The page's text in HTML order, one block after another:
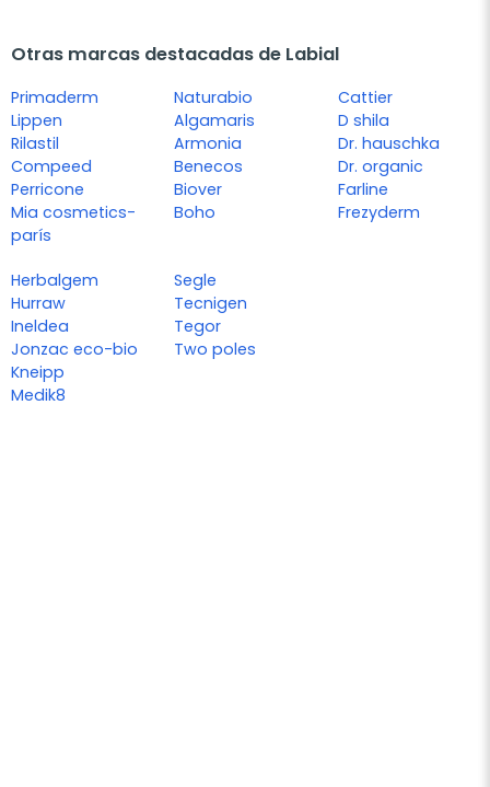
Otras marcas destacadas de Labial
Primaderm
Lippen
Rilastil
Compeed
Perricone
Mia cosmetics-
parís
Naturabio
Algamaris
Armonia
Benecos
Biover
Boho
Cattier
D shila
Dr. hauschka
Dr. organic
Farline
Frezyderm
Herbalgem
Hurraw
Ineldea
Jonzac eco-bio
Kneipp
Medik8
Segle
Tecnigen
Tegor
Two poles